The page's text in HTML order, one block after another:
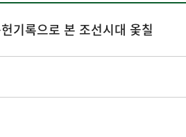
기록으로 본 조선시대 옻칠